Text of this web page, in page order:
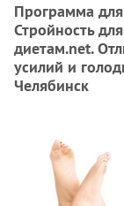
Программа
Стройность
диетам.net.
усилий и
Челябинск